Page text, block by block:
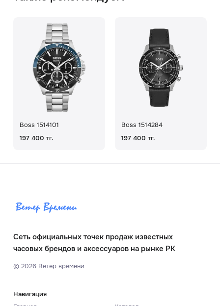
Boss 1514101
197 400 тг.
Boss 1514284
197 400 тг.
Сеть официальных точек продаж известных
часовых брендов и аксессуаров на рынке РК
© 2026Ветер времени
Навигация